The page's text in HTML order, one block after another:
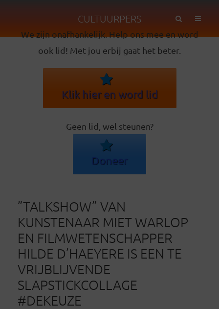
CULTUURPERS
We zijn onafhankelijk. Help ons mee en word
ook lid! Met jou erbij gaat het beter.
Klik hier en word lid
Geen lid, wel steunen?
Doneer
”TALKSHOW” VAN
KUNSTENAAR MIET WARLOP
EN FILMWETENSCHAPPER
HILDE D’HAEYERE IS EEN TE
VRIJBLIJVENDE
SLAPSTICKCOLLAGE
#DEKEUZE